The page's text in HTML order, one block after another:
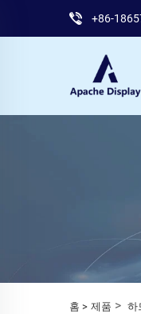
+86-
홈 > 제품 > 하